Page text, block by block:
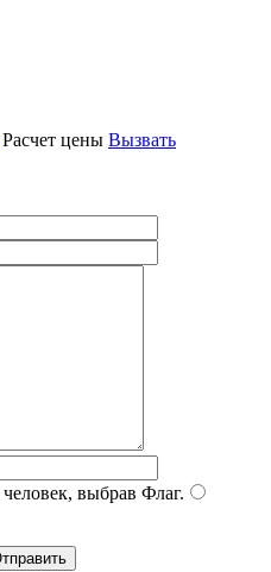
Расчет цены Вызвать
выбрав Флаг.